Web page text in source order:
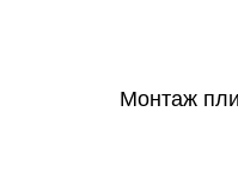
Монтаж